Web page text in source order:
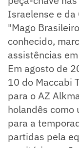
Israelense e da
"Mago
conhecido,
assistências
Em agosto de
10 do Maccabi
para o AZ
holandês como
para a
partidas pela